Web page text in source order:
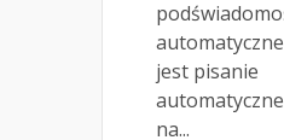
jest pisanie
na...